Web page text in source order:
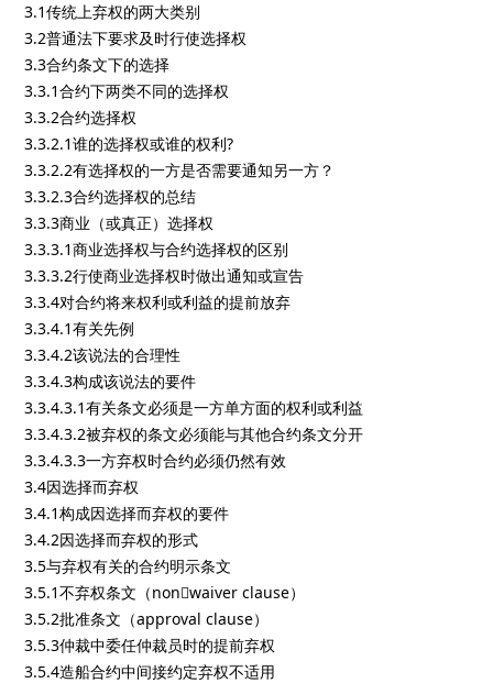
3.1传统上弃权的两大类别
3.2普通法下要求及时行使选择权
3.3合约条文下的选择
3.3.1合约下两类不同的选择权
3.3.2合约选择权
3.3.2.1谁的选择权或谁的权利?
3.3.2.2有选择权的一方是否需要通知另一方？
3.3.2.3合约选择权的总结
3.3.3商业（或真正）选择权
3.3.3.1商业选择权与合约选择权的区别
3.3.3.2行使商业选择权时做出通知或宣告
3.3.4对合约将来权利或利益的提前放弃
3.3.4.1有关先例
3.3.4.2该说法的合理性
3.3.4.3构成该说法的要件
3.3.4.3.1有关条文必须是一方单方面的权利或利益
3.3.4.3.2被弃权的条文必须能与其他合约条文分开
3.3.4.3.3一方弃权时合约必须仍然有效
3.4因选择而弃权
3.4.1构成因选择而弃权的要件
3.4.2因选择而弃权的形式
3.5与弃权有关的合约明示条文
3.5.1不弃权条文（nonwaiver clause）
3.5.2批准条文（approval clause）
3.5.3仲裁中委任仲裁员时的提前弃权
3.5.4造船合约中间接约定弃权不适用